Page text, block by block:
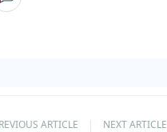
ARTICLE NEXT ARTICLE